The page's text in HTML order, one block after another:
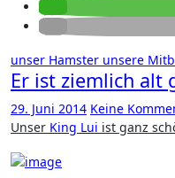
unser Hamster unsere
Er ist ziemlich alt
29. Juni 2014 Keine
Unser King Lui ist ganz